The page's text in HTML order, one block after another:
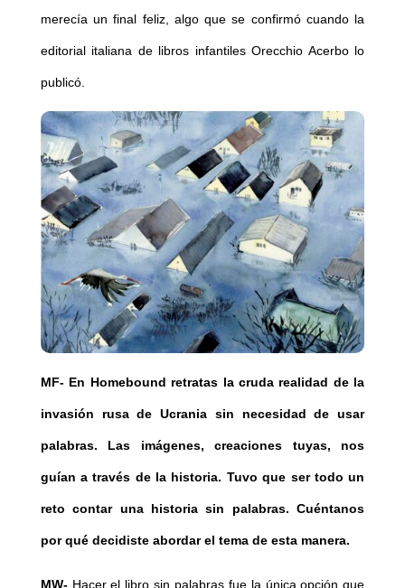
merecía un final feliz, algo que se confirmó cuando la
editorial italiana de libros infantiles Orecchio Acerbo lo
publicó.
MF- En Homebound retratas la cruda realidad de la
invasión rusa de Ucrania sin necesidad de usar
palabras. Las imágenes, creaciones tuyas, nos
guían a través de la historia. Tuvo que ser todo un
reto contar una historia sin palabras. Cuéntanos
por qué decidiste abordar el tema de esta manera.
MW-Hacer el libro sin palabras fue la única opción que